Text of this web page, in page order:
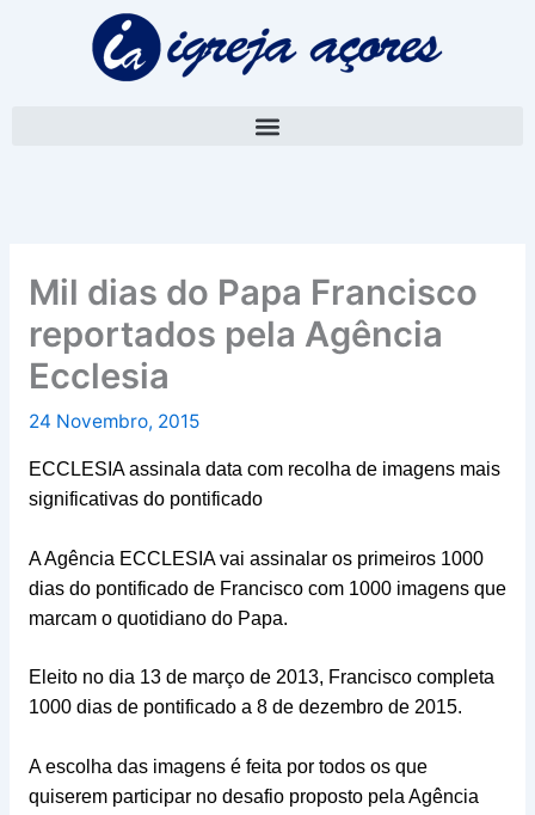
Mil dias do Papa Francisco
reportados pela Agência
Ecclesia
24 Novembro, 2015
ECCLESIA assinala data com recolha de imagens mais
significativas do pontificado
A Agência ECCLESIA vai assinalar os primeiros 1000
dias do pontificado de Francisco com 1000 imagens que
marcam o quotidiano do Papa.
Eleito no dia 13 de março de 2013, Francisco completa
1000 dias de pontificado a 8 de dezembro de 2015.
A escolha das imagens é feita por todos os que
quiserem participar no desafio proposto pela Agência